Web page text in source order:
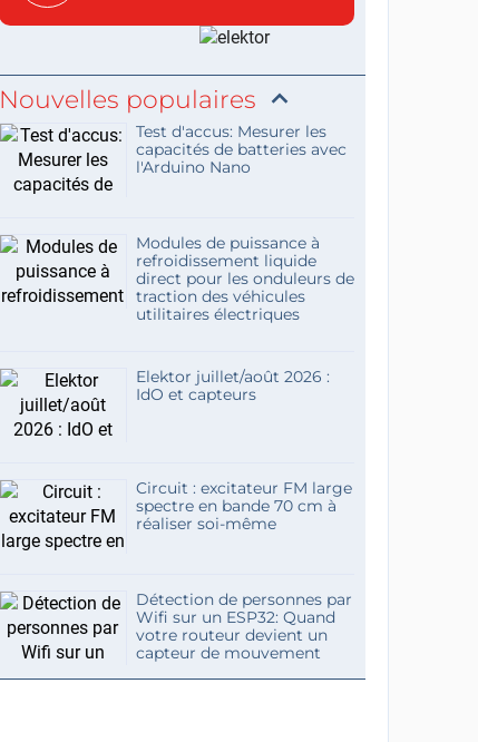
Nouvelles populaires
Test d'accus: Mesurer les
capacités de batteries avec
l'Arduino Nano
Modules de puissance à
refroidissement liquide
direct pour les onduleurs de
traction des véhicules
utilitaires électriques
Elektor juillet/août 2026 :
IdO et capteurs
Circuit : excitateur FM large
spectre en bande 70 cm à
réaliser soi-même
Détection de personnes par
Wifi sur un ESP32: Quand
votre routeur devient un
capteur de mouvement